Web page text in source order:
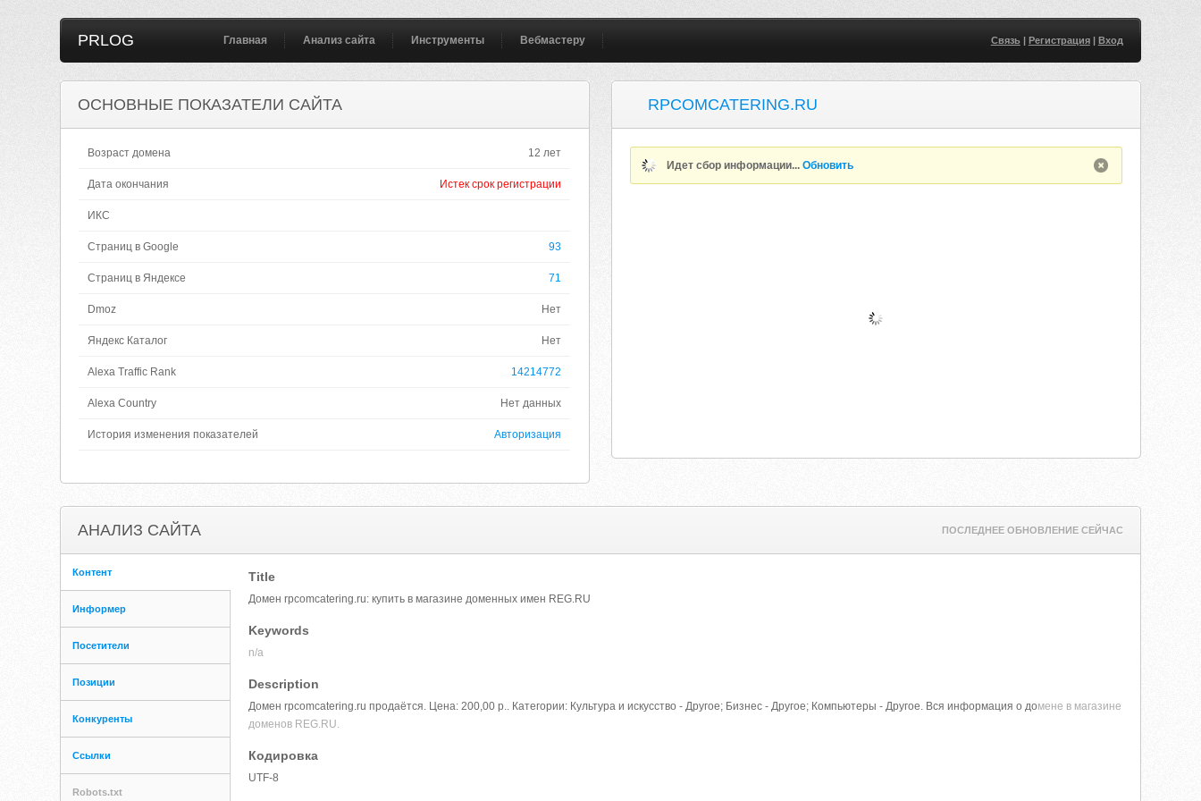
PRLOG Главная Анализ сайта Инструменты Вебмастеру Связь| Регистрация| Вход
ОСНОВНЫЕ ПОКАЗАТЕЛИ САЙТА
Возраст домена 12 лет
Дата окончания Истек срок регистрации
ИКС
Страниц в Google 93
Страниц в Яндексе 71
Dmoz Нет
Яндекс Каталог Нет
Alexa Traffic Rank 14214772
Alexa Country Нет данных
История изменения показателей Авторизация
RPCOMCATERING.RU
Идет сбор информации...Обновить
АНАЛИЗ САЙТА ПОСЛЕДНЕЕ ОБНОВЛЕНИЕ СЕЙЧАС
Контент
Информер
Посетители
Позиции
Конкуренты
Ссылки
Robots.txt
Title
Домен rpcomcatering.ru: купить в магазине доменных имен REG.RU
Keywords
n/a
Description
Домен rpcomcatering.ru продаётся. Цена: 200,00 р.. Категории: Культура и искусство - Другое; Бизнес - Другое; Компьютеры - Другое. Вся информация о домене в магазине
доменов REG.RU.
Кодировка
UTF-8